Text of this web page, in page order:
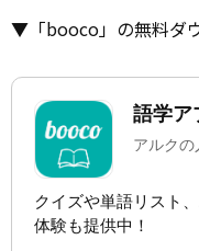
▼「booco」の無料ダ